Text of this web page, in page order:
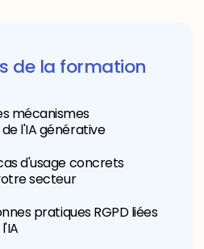
de la formation
mécanismes
l'IA générative
d'usage concrets
secteur
pratiques RGPD liées